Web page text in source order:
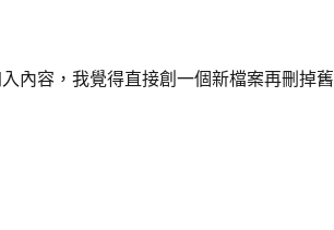
內容，我覺得直接創一個新檔案再刪掉舊